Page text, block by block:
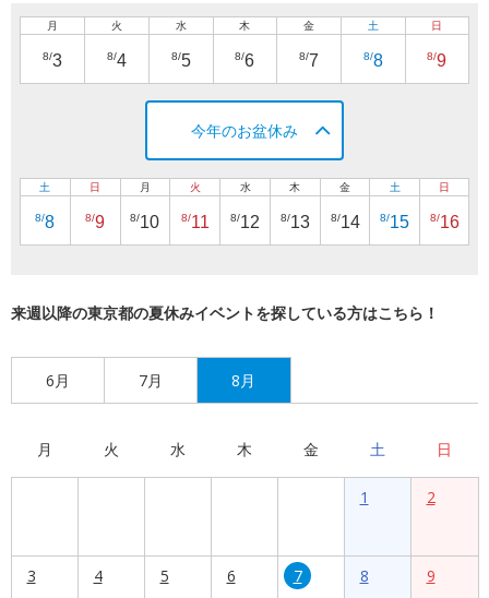
月
8/3
火
8/4
水
8/5
木
8/6
金
8/7
土
8/8
日
8/9
今年のお盆休み
土
8/8
日
8/9
月
8/10
火
8/11
水
8/12
木
8/13
金
8/14
土
8/15
日
8/16
来週以降の東京都の夏休みイベントを探している方はこちら！
6月 7月 8月
月 火 水 木 金 土 日
1 2
3 4 5 6 7 8 9